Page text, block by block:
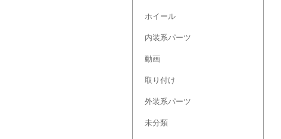
ホイール
内装系パーツ
動画
取り付け
外装系パーツ
未分類